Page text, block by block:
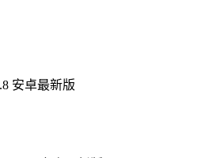
安卓最新版